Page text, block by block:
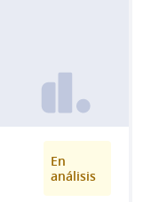
En
análisis